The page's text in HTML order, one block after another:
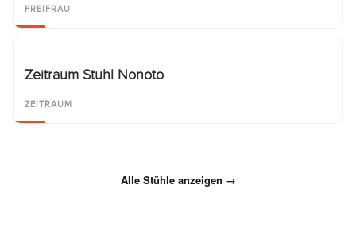
FREIFRAU
Zeitraum Stuhl Nonoto
ZEITRAUM
Alle Stühle anzeigen →